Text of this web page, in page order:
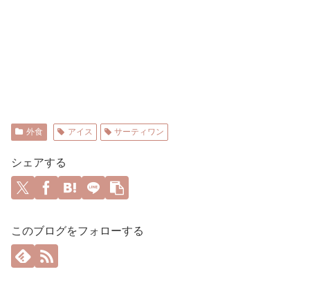
外食 アイス サーティワン
シェアする
このブログをフォローする